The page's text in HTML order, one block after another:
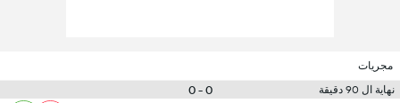
مجريات
نهاية ال 90 دقيقة
0 - 0